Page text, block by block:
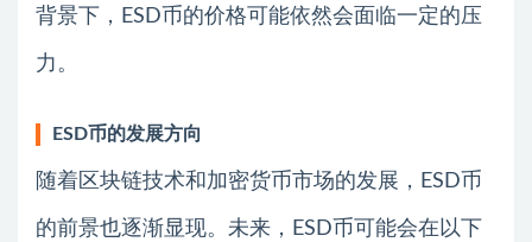
背景下，ESD币的价格可能依然会面临一定的压
力。
ESD币的发展方向
随着区块链技术和加密货币市场的发展，ESD币
的前景也逐渐显现。未来，ESD币可能会在以下